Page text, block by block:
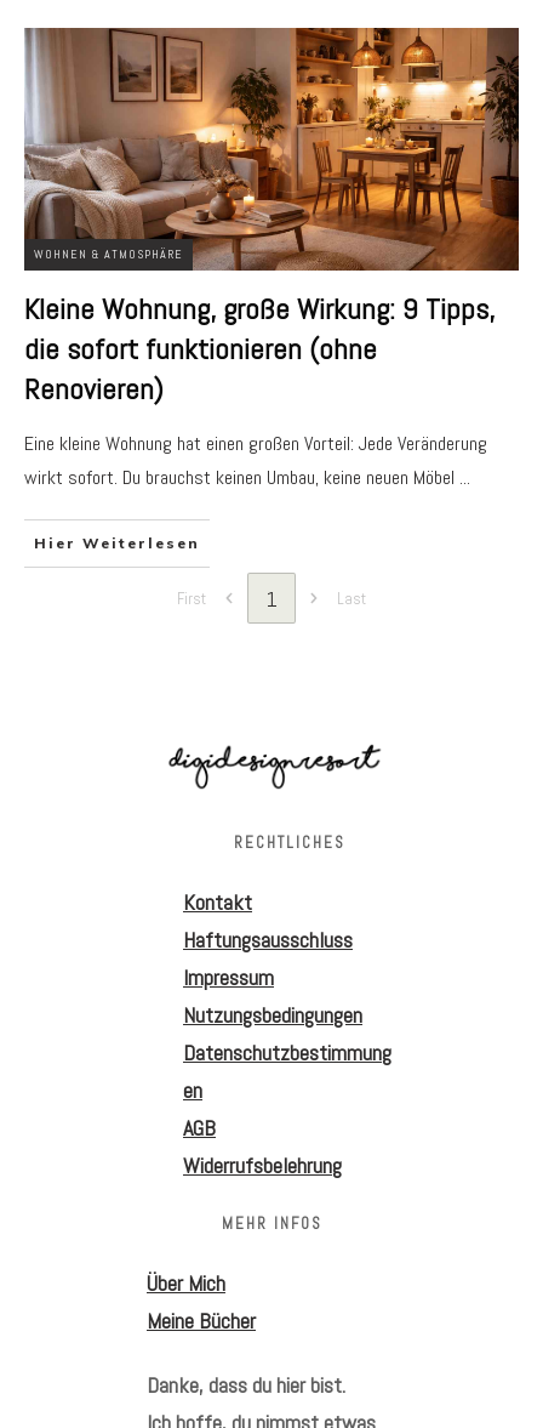
WOHNEN & ATMOSPHÄRE
Kleine Wohnung, große Wirkung: 9 Tipps,
die sofort funktionieren (ohne
Renovieren)
Eine kleine Wohnung hat einen großen Vorteil: Jede Veränderung
wirkt sofort. Du brauchst keinen Umbau, keine neuen Möbel ...
Hier Weiterlesen
First 1 Last
RECHTLICHES
Kontakt
Haftungsausschluss
Impressum
Nutzungsbedingungen
Datenschutzbestimmung
en
AGB
Widerrufsbelehrung
MEHR INFOS
Über Mich
Meine Bücher
Danke, dass du hier bist.
Ich hoffe, du nimmst etwas